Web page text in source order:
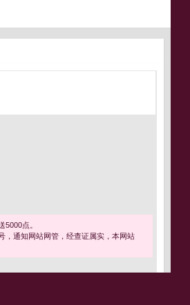
点。
，通知网站网管，经查证属实，本网站